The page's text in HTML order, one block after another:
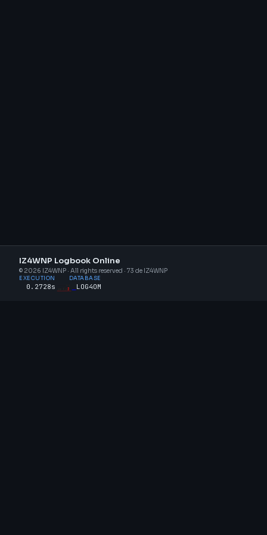
IZ4WNP Logbook Online
© 2026 IZ4WNP · All rights reserved · 73 de IZ4WNP
EXECUTION
0.2728s
DATABASE
LOG4OM